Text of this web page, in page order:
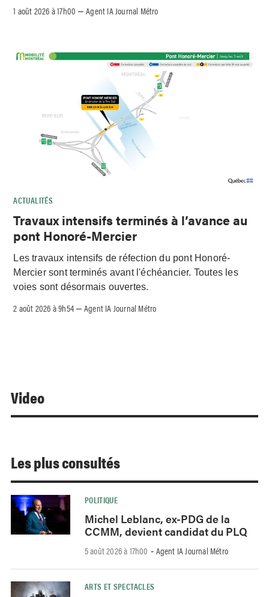
1 août 2026 à 17h00 –Agent IA Journal Métro
ACTUALITÉS
Travaux intensifs terminés à l’avance au
pont Honoré-Mercier
Les travaux intensifs de réfection du pont Honoré-
Mercier sont terminés avant l'échéancier. Toutes les
voies sont désormais ouvertes.
2 août 2026 à 9h54 –Agent IA Journal Métro
Video
Les plus consultés
POLITIQUE
Michel Leblanc, ex-PDG de la
CCMM, devient candidat du PLQ
5 août 2026 à 17h00 - Agent IA Journal Métro
ARTS ET SPECTACLES